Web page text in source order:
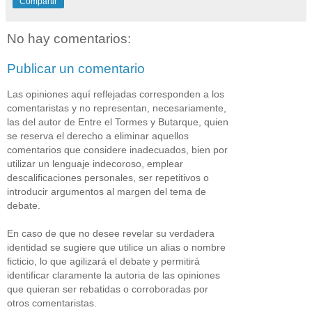
No hay comentarios:
Publicar un comentario
Las opiniones aquí reflejadas corresponden a los
comentaristas y no representan, necesariamente,
las del autor de Entre el Tormes y Butarque, quien
se reserva el derecho a eliminar aquellos
comentarios que considere inadecuados, bien por
utilizar un lenguaje indecoroso, emplear
descalificaciones personales, ser repetitivos o
introducir argumentos al margen del tema de
debate.
En caso de que no desee revelar su verdadera
identidad se sugiere que utilice un alias o nombre
ficticio, lo que agilizará el debate y permitirá
identificar claramente la autoria de las opiniones
que quieran ser rebatidas o corroboradas por
otros comentaristas.